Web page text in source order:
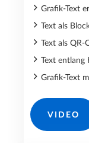
Grafik-Text
Text als
Text als
Text
Grafik-Text
VIDEO